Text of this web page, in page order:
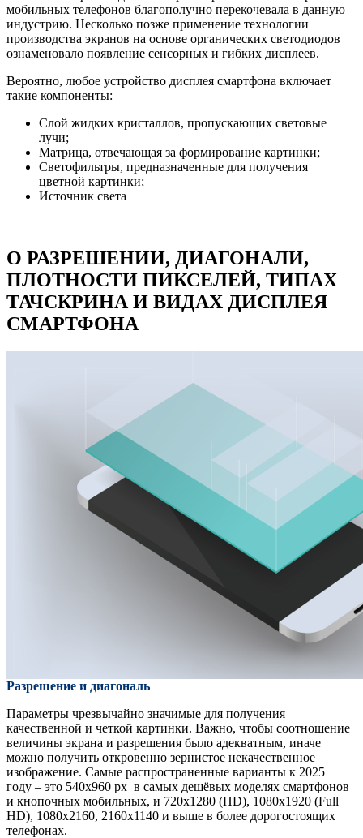
мобильных телефонов благополучно перекочевала в данную
индустрию. Несколько позже применение технологии
производства экранов на основе органических светодиодов
ознаменовало появление сенсорных и гибких дисплеев.
Вероятно, любое устройство дисплея смартфона включает
такие компоненты:
Слой жидких кристаллов, пропускающих световые
лучи;
Матрица, отвечающая за формирование картинки;
Светофильтры, предназначенные для получения
цветной картинки;
Источник света
О РАЗРЕШЕНИИ, ДИАГОНАЛИ,
ПЛОТНОСТИ ПИКСЕЛЕЙ, ТИПАХ
ТАЧСКРИНА И ВИДАХ ДИСПЛЕЯ
СМАРТФОНА
Разрешение и диагональ
Параметры чрезвычайно значимые для получения
качественной и четкой картинки. Важно, чтобы соотношение
величины экрана и разрешения было адекватным, иначе
можно получить откровенно зернистое некачественное
изображение. Самые распространенные варианты к 2025
году – это 540х960 рх в самых дешёвых моделях смартфонов
и кнопочных мобильных, и 720х1280 (HD), 1080х1920 (Full
HD), 1080х2160, 2160х1140 и выше в более дорогостоящих
телефонах.